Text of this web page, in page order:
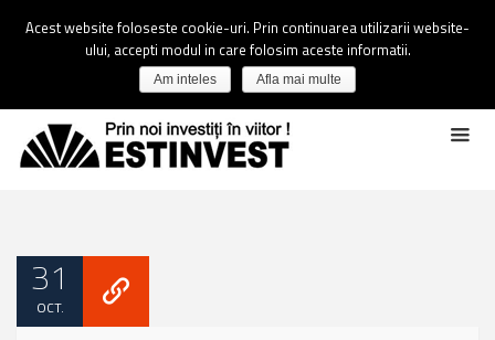
31
OCT.
Acest website foloseste cookie-uri. Prin continuarea utilizarii website-
ului, accepti modul in care folosim aceste informatii.
Am inteles Afla mai multe